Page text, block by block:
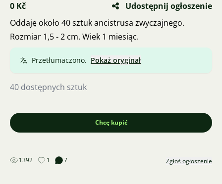
0 Kč
Udostępnij ogłoszenie
Oddaję około 40 sztuk ancistrusa zwyczajnego.
Rozmiar 1,5 - 2 cm. Wiek 1 miesiąc.
Przetłumaczono. Pokaż oryginał
40 dostępnych sztuk
Chcę kupić
1392 1 7 Zgłoś ogłoszenie